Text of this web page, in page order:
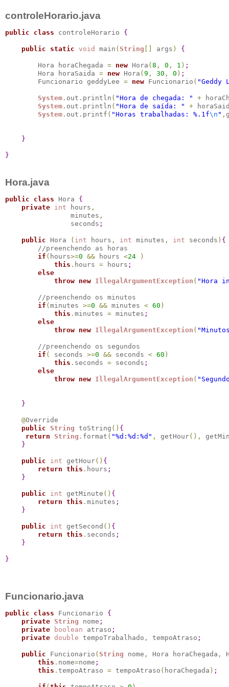
controleHorario.java
public class controleHorario {
public static void main ( String args ) {
        Hora horaChegada
= new Hora ( 8 , 0 , 1 ) ;
        Hora horaSaida
= new Hora ( 9 , 30 , 0 ) ;
        Funcionario geddyLee
= new Funcionario ( "Geddy
System . out . println ( "Hora de chegada: " +
System . out . println ( "Hora de saída: " +
System . out . printf ( "Horas trabalhadas: %.1f\n " ,
}
}
Hora.java
public class Hora {
private int hours ,
                minutes
,
                seconds
;
public Hora ( int hours , int minutes , int seconds ) {
//preenchendo as horas
if ( hours>=0 && hours <24
)
this . hours = hours ;
else
throw new IllegalArgumentException ( "Hora
//preenchendo os minutos
if ( minutes >=0 && minutes < 60 )
this . minutes = minutes ;
else
throw new IllegalArgumentException (
//preenchendo os segundos
if ( seconds >=0 && seconds < 60 )
this . seconds = seconds ;
else
throw new IllegalArgumentException (
}
@Override
public
String toString ( ) {
return
String . format ( "%d:%d:%d" , getHour( ) ,
}
public int getHour( ) {
return this . hours ;
}
public int getMinute ( ) {
return this . minutes ;
}
public int getSecond ( ) {
return this . seconds ;
}
}
Funcionario.java
public class Funcionario {
private String nome ;
private
boolean atraso ;
private double tempoTrabalhado , tempoAtraso ;
public Funcionario ( String nome , Hora horaChegada ,
this . nome=nome ;
this . tempoAtraso = tempoAtraso ( horaChegada ) ;